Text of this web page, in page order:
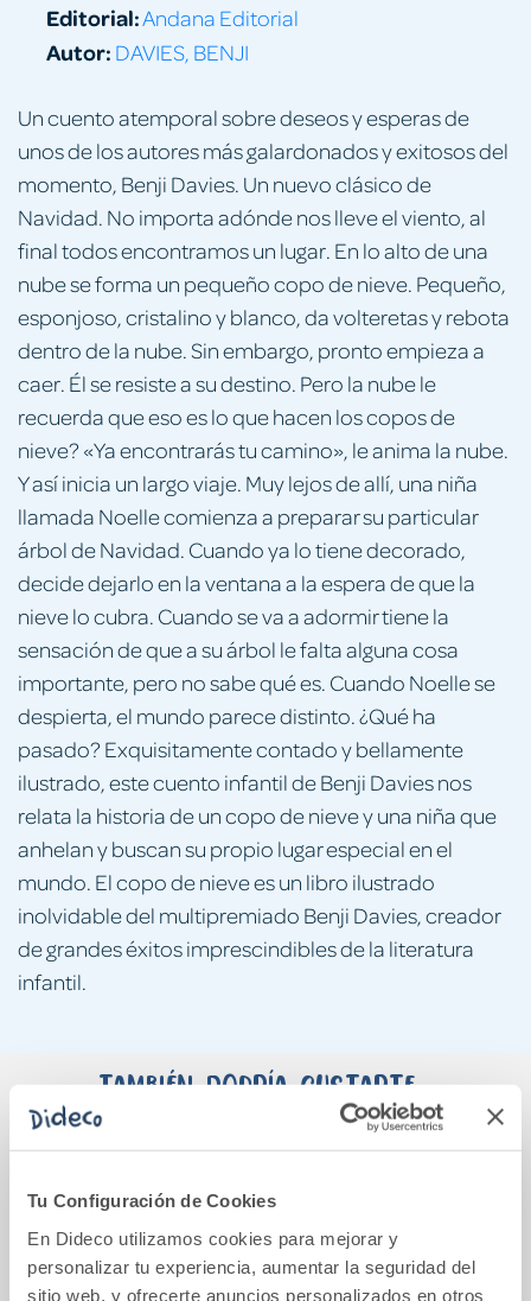
Tu Configuración de Cookies
En Dideco utilizamos cookies para mejorar y
personalizar tu experiencia, aumentar la seguridad del
sitio web, y ofrecerte anuncios personalizados en otros
Un cuento atemporal sobre deseos y esperas de
unos de los autores más galardonados y exitosos del
momento, Benji Davies. Un nuevo clásico de
Navidad. No importa adónde nos lleve el viento, al
final todos encontramos un lugar. En lo alto de una
nube se forma un pequeño copo de nieve. Pequeño,
esponjoso, cristalino y blanco, da volteretas y rebota
dentro de la nube. Sin embargo, pronto empieza a
caer. Él se resiste a su destino. Pero la nube le
recuerda que eso es lo que hacen los copos de
nieve? «Ya encontrarás tu camino», le anima la nube.
Y así inicia un largo viaje. Muy lejos de allí, una niña
llamada Noelle comienza a preparar su particular
árbol de Navidad. Cuando ya lo tiene decorado,
decide dejarlo en la ventana a la espera de que la
nieve lo cubra. Cuando se va a adormir tiene la
sensación de que a su árbol le falta alguna cosa
importante, pero no sabe qué es. Cuando Noelle se
despierta, el mundo parece distinto. ¿Qué ha
pasado? Exquisitamente contado y bellamente
ilustrado, este cuento infantil de Benji Davies nos
relata la historia de un copo de nieve y una niña que
anhelan y buscan su propio lugar especial en el
mundo. El copo de nieve es un libro ilustrado
inolvidable del multipremiado Benji Davies, creador
de grandes éxitos imprescindibles de la literatura
infantil.
Editorial:Andana Editorial
Autor: DAVIES, BENJI
También podría gustarte...